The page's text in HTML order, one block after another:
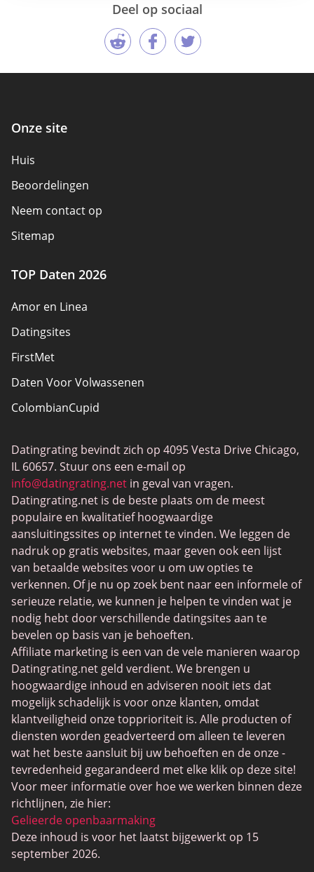
Deel op sociaal
Onze site
Huis
Beoordelingen
Neem contact op
Sitemap
TOP Daten 2026
Amor en Linea
Datingsites
FirstMet
Daten Voor Volwassenen
ColombianCupid
MeetMindful
BDSM Dating
BBPeopleMeet
Sugar Daddy-sites
JPeopleMeet
Trans Daten
Senior Datingsites
MijnLOL
Gay Dating
Lesbische Dating
Black Dating Sites
SugarDaddyMeet
LatinAmericanCupid
CatholicMatch
Datingrating bevindt zich op 4095 Vesta Drive Chicago,
IL 60657. Stuur ons een e-mail op
info@datingrating.net in geval van vragen.
Datingrating.net is de beste plaats om de meest
populaire en kwalitatief hoogwaardige
aansluitingssites op internet te vinden. We leggen de
nadruk op gratis websites, maar geven ook een lijst
van betaalde websites voor u om uw opties te
verkennen. Of je nu op zoek bent naar een informele of
serieuze relatie, we kunnen je helpen te vinden wat je
nodig hebt door verschillende datingsites aan te
bevelen op basis van je behoeften.
Affiliate marketing is een van de vele manieren waarop
Datingrating.net geld verdient. We brengen u
hoogwaardige inhoud en adviseren nooit iets dat
mogelijk schadelijk is voor onze klanten, omdat
klantveiligheid onze topprioriteit is. Alle producten of
diensten worden geadverteerd om alleen te leveren
wat het beste aansluit bij uw behoeften en de onze -
tevredenheid gegarandeerd met elke klik op deze site!
Voor meer informatie over hoe we werken binnen deze
richtlijnen, zie hier:
Gelieerde openbaarmaking
Deze inhoud is voor het laatst bijgewerkt op 15
september 2026.